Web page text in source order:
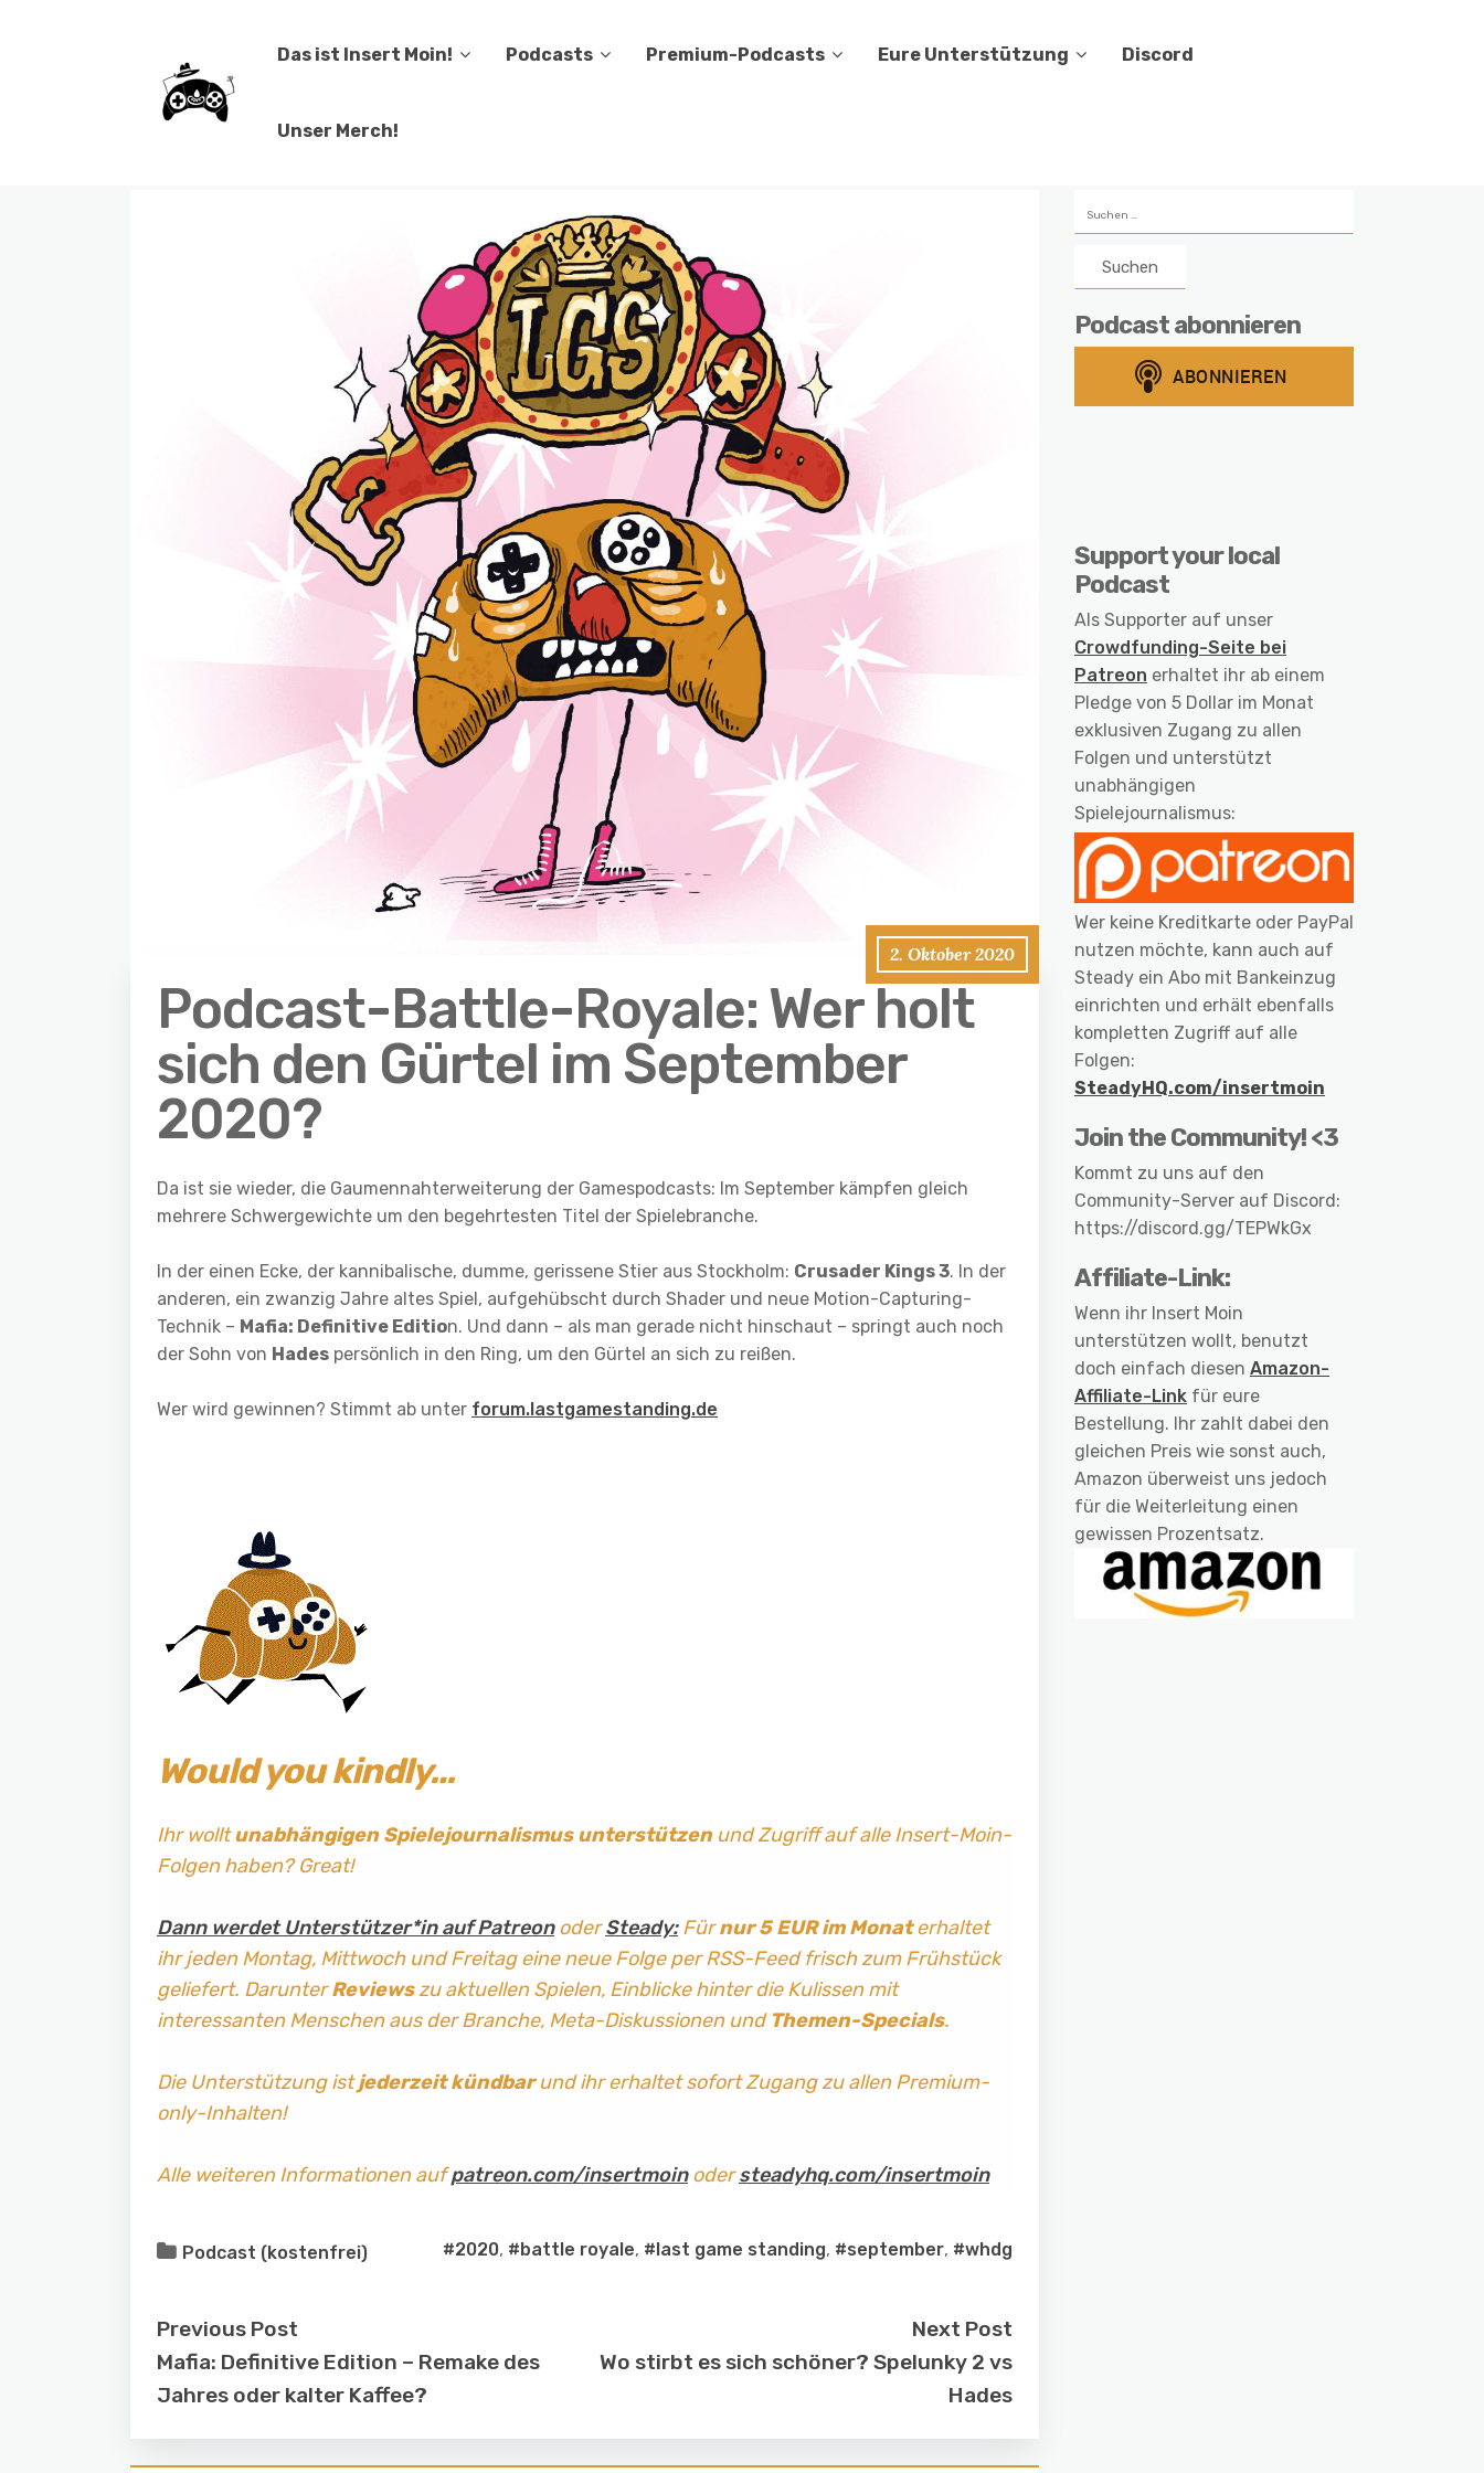
Das ist Insert Moin! Podcasts Premium-Podcasts Eure Unterstützung Discord
Unser Merch!
2. Oktober 2020
Podcast-Battle-Royale: Wer holt
sich den Gürtel im September
2020?
Da ist sie wieder, die Gaumennahterweiterung der Gamespodcasts: Im September kämpfen gleich
mehrere Schwergewichte um den begehrtesten Titel der Spielebranche.
In der einen Ecke, der kannibalische, dumme, gerissene Stier aus Stockholm: Crusader Kings 3. In der
anderen, ein zwanzig Jahre altes Spiel, aufgehübscht durch Shader und neue Motion-Capturing-
Technik – Mafia: Definitive Edition. Und dann – als man gerade nicht hinschaut – springt auch noch
der Sohn von Hades persönlich in den Ring, um den Gürtel an sich zu reißen.
Wer wird gewinnen? Stimmt ab unter forum.lastgamestanding.de
Would you kindly…
Ihr wolltunabhängigen Spielejournalismus unterstützenund Zugriff auf alle Insert-Moin-
Folgen haben? Great!
Dann werdet Unterstützer*in auf PatreonoderSteady:Fürnur 5 EUR im Monaterhaltet
ihr jeden Montag, Mittwoch und Freitag eine neue Folge per RSS-Feed frisch zum Frühstück
geliefert. DarunterReviewszu aktuellen Spielen, Einblicke hinter die Kulissen mit
interessanten Menschen aus der Branche, Meta-Diskussionen und Themen-Specials.
Die Unterstützung istjederzeit kündbarund ihr erhaltet sofort Zugang zu allen Premium-
only-Inhalten!
Alle weiteren Informationen aufpatreon.com/insertmoinodersteadyhq.com/insertmoin
Podcast (kostenfrei) #2020, #battle royale, #last game standing, #september, #whdg
Previous Post
Mafia: Definitive Edition – Remake des
Jahres oder kalter Kaffee?
Next Post
Wo stirbt es sich schöner? Spelunky 2 vs
Hades
nach:
Podcast abonnieren
Support your local
Podcast
Als Supporter auf unser
Crowdfunding-Seite bei
Patreon erhaltet ihr ab einem
Pledge von 5 Dollar im Monat
exklusiven Zugang zu allen
Folgen und unterstützt
unabhängigen
Spielejournalismus:
Wer keine Kreditkarte oder PayPal
nutzen möchte, kann auch auf
Steady ein Abo mit Bankeinzug
einrichten und erhält ebenfalls
kompletten Zugriff auf alle
Folgen:
SteadyHQ.com/insertmoin
Join the Community! <3
Kommt zu uns auf den
Community-Server auf Discord:
https://discord.gg/TEPWkGx
Affiliate-Link:
Wenn ihr Insert Moin
unterstützen wollt, benutzt
doch einfach diesen Amazon-
Affiliate-Link für eure
Bestellung. Ihr zahlt dabei den
gleichen Preis wie sonst auch,
Amazon überweist uns jedoch
für die Weiterleitung einen
gewissen Prozentsatz.